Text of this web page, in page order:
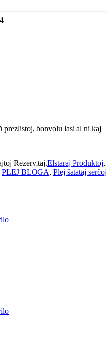
prezlistoj, bonvolu lasi al ni kaj
Rezervitaj.Elstaraj Produktoj,
PLEJ BLOGA, Plej ŝatataj serĉoj